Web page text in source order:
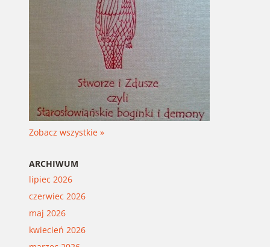
Zobacz wszystkie »
ARCHIWUM
lipiec 2026
czerwiec 2026
maj 2026
kwiecień 2026